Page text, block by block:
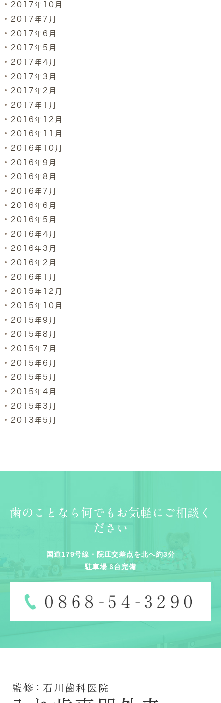
2017年10月
2017年7月
2017年6月
2017年5月
2017年4月
2017年3月
2017年2月
2017年1月
2016年12月
2016年11月
2016年10月
2016年9月
2016年8月
2016年7月
2016年6月
2016年5月
2016年4月
2016年3月
2016年2月
2016年1月
2015年12月
2015年10月
2015年9月
2015年8月
2015年7月
2015年6月
2015年5月
2015年4月
2015年3月
2013年5月
歯のことなら何でもお気軽にご相談く
ださい
国道179号線・院庄交差点を北へ約3分
駐車場 6台完備